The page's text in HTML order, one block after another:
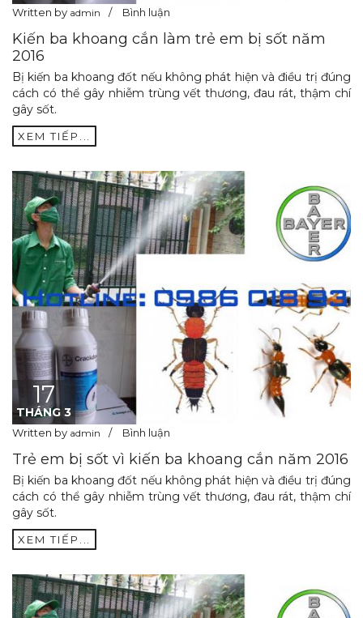
Written by admin Bình luận
Kiến ba khoang cắn làm trẻ em bị sốt năm
2016
Bị kiến ba khoang đốt nếu không phát hiện và điều trị đúng
cách có thể gây nhiễm trùng vết thương, đau rát, thậm chí
gây sốt.
XEM TIẾP...
17
THÁNG 3
Written by admin Bình luận
Trẻ em bị sốt vì kiến ba khoang cắn năm 2016
Bị kiến ba khoang đốt nếu không phát hiện và điều trị đúng
cách có thể gây nhiễm trùng vết thương, đau rát, thậm chí
gây sốt.
XEM TIẾP...